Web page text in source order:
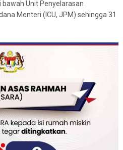
Unit Penyelarasan
Menteri (ICU, JPM) sehingga 31